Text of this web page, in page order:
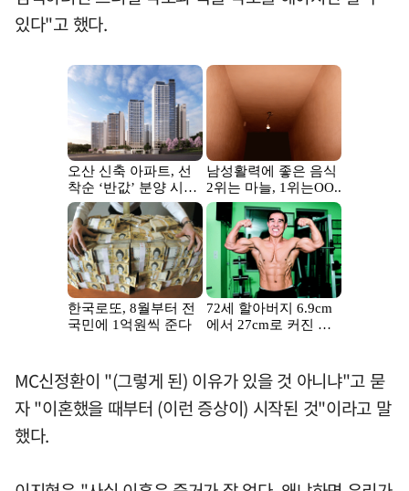
있다"고 했다.
MC신정환이 "(그렇게 된) 이유가 있을 것 아니냐"고 묻
자 "이혼했을 때부터 (이런 증상이) 시작된 것"이라고 말
했다.